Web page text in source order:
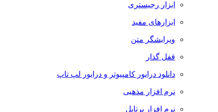
ابزار رجیستری
ابزارهای مفید
ویرایشگر متن
قفل گذار
دانلود درایور کامپیوتر و درایور لپ تاپ
نرم افزار مذهبی
نرم افزار پرتابل